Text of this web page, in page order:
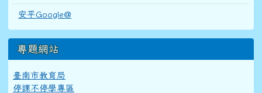
安平Google@
專題網站
臺南市教育局
停課不停學專區